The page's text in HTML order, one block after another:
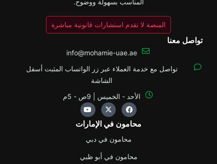
المنصة لا تقدم استشارات قانونية مباشرة
محامون في الإمارات
محامون في دبي
محامون في أبو ظبي
تواصل معنا
info@mohamie-uae.ae
تواصل مع خدمة العملاء عبر زر الواتساب المثبت أسفل
الشاشة
الأحد - الخميس | 9ص - 5م
F
a
c
e
o
k
X
-
t
w
t
r
Y
o
u
t
b
e